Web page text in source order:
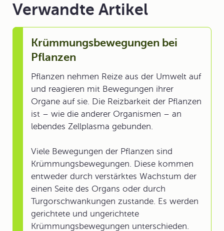
Verwandte Artikel
Krümmungsbewegungen bei
Pflanzen
Pflanzen nehmen Reize aus der Umwelt auf
und reagieren mit Bewegungen ihrer
Organe auf sie. Die Reizbarkeit der Pflanzen
ist – wie die anderer Organismen – an
lebendes Zellplasma gebunden.
Viele Bewegungen der Pflanzen sind
Krümmungsbewegungen. Diese kommen
entweder durch verstärktes Wachstum der
einen Seite des Organs oder durch
Turgorschwankungen zustande. Es werden
gerichtete und ungerichtete
Krümmungsbewegungen unterschieden.